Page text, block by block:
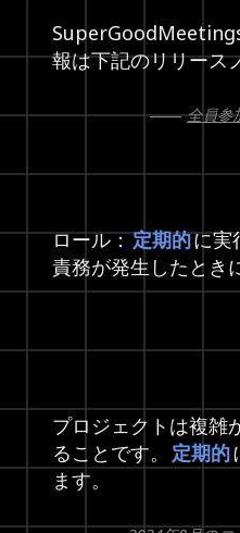
報は下記のリリース
全員参
ロール：定期的に実
責務が発生したとき
プロジェクトは複雑
ることです。
定期的
ます。